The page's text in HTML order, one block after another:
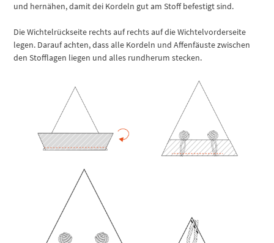
und hernähen, damit dei Kordeln gut am Stoff befestigt sind.
Die Wichtelrückseite rechts auf rechts auf die Wichtelvorderseite
legen. Darauf achten, dass alle Kordeln und Affenfäuste zwischen
den Stofflagen liegen und alles rundherum stecken.